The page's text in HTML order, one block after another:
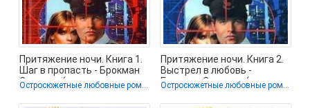
Притяжение ночи. Книга 1.
Шаг в пропасть - Брокман
Сюзанна (читать полные
книги
Остросюжетные любовные романы
Притяжение ночи. Книга 2.
Выстрел в любовь -
Брокман Сюзанна (читать
книги
Остросюжетные любовные романы